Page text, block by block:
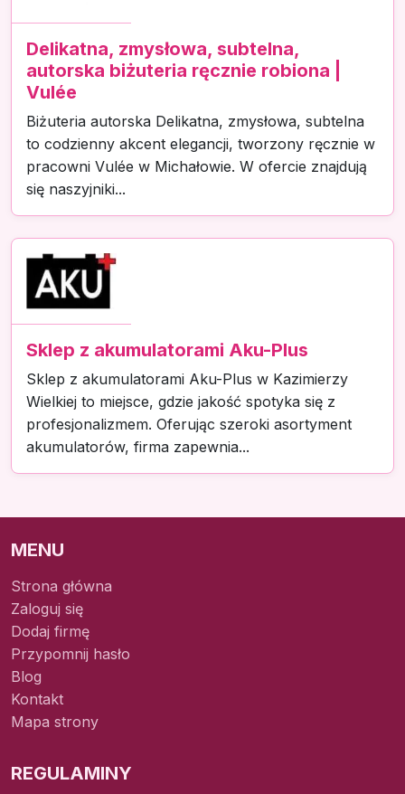
Delikatna, zmysłowa, subtelna,
autorska biżuteria ręcznie robiona |
Vulée
Biżuteria autorska Delikatna, zmysłowa, subtelna
to codzienny akcent elegancji, tworzony ręcznie w
pracowni Vulée w Michałowie. W ofercie znajdują
się naszyjniki...
Sklep z akumulatorami Aku-Plus
Sklep z akumulatorami Aku-Plus w Kazimierzy
Wielkiej to miejsce, gdzie jakość spotyka się z
profesjonalizmem. Oferując szeroki asortyment
akumulatorów, firma zapewnia...
MENU
Strona główna
Zaloguj się
Dodaj firmę
Przypomnij hasło
Blog
Kontakt
Mapa strony
REGULAMINY